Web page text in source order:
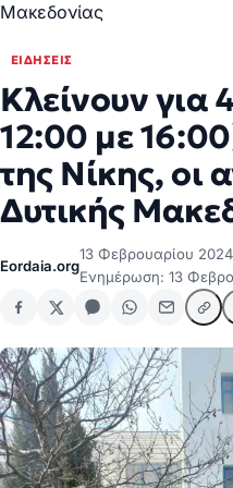
Μακεδονίας
ΕΙΔΉΣΕΙΣ
Κλείνουν για
12:00 με
της Νίκης, οι
Δυτικής
Eordaia.org
13 Φεβρουαρίου
Ενημέρωση: 13